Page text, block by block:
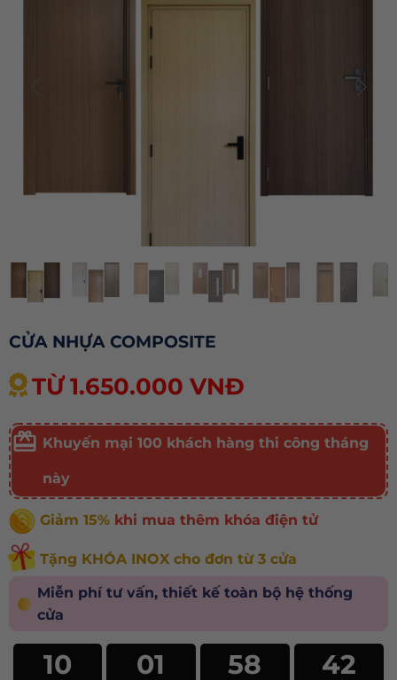
CỬA NHỰA COMPOSITE
TỪ 1.650.000 VNĐ
Khuyến mại 100 khách hàng thi công tháng
này
Giảm 15%khi mua thêm khóa điện tử
Tặng KHÓA INOX cho đơn từ 3 cửa
Miễn phí tư vấn, thiết kế toàn bộ hệ thống
cửa
10 01 58 40